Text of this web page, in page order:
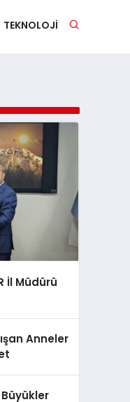
TEKNOLOJI
İl Müdürü
Anneler